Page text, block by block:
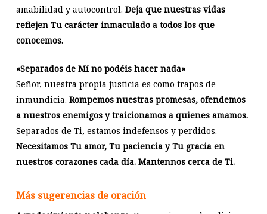
amabilidad y autocontrol. Deja que nuestras vidas
reflejen Tu carácter inmaculado a todos los que
conocemos.
«Separados de Mí no podéis hacer nada»
Señor, nuestra propia justicia es como trapos de
inmundicia. Rompemos nuestras promesas, ofendemos
a nuestros enemigos y traicionamos a quienes amamos.
Separados de Ti, estamos indefensos y perdidos.
Necesitamos Tu amor, Tu paciencia y Tu gracia en
nuestros corazones cada día. Mantennos cerca de Ti.
Más sugerencias de oración